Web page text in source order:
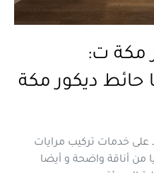
مكة ت:
على خدمات تركيب مرايات
من أناقة واضحة و أيضا